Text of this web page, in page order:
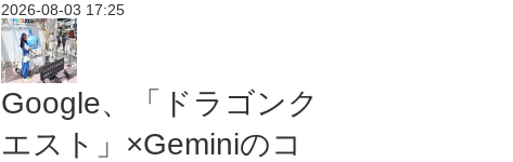
2026-08-03 17:25
Google、「ドラゴンク
エスト」×Geminiのコ